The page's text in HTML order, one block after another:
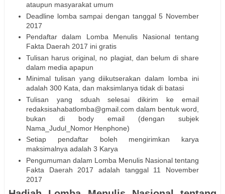
ataupun masyarakat umum
Deadline lomba sampai dengan tanggal 5 November
2017
Pendaftar dalam Lomba Menulis Nasional tentang
Fakta Daerah 2017 ini gratis
Tulisan harus original, no plagiat, dan belum di share
dalam media apapun
Minimal tulisan yang diikutserakan dalam lomba ini
adalah 300 Kata, dan maksimlanya tidak di batasi
Tulisan yang sduah selesai dikirim ke email
redaksisahabatlomba@gmail.com dalam bentuk word,
bukan di body email (dengan subjek
Nama_Judul_Nomor Henphone)
Setiap pendaftar boleh mengirimkan karya
maksimalnya adalah 3 Karya
Pengumuman dalam Lomba Menulis Nasional tentang
Fakta Daerah 2017 adalah tanggal 11 November
2017